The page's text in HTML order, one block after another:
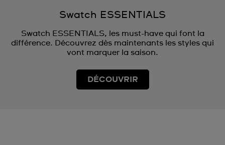
Swatch ESSENTIALS
Swatch ESSENTIALS, les must-have qui font la
différence. Découvrez dès maintenants les styles qui
vont marquer la saison.
DÉCOUVRIR